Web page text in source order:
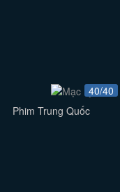
40/40
Phim Trung Quốc